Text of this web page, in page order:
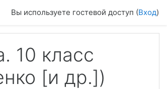
Вы используете гостевой доступ (Вход)
10 класс
[и др.])